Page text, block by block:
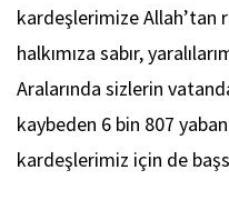
kardeşlerimize Allah’tan
halkımıza sabır,
Aralarında sizlerin
kaybeden 6 bin 807
kardeşlerimiz için de